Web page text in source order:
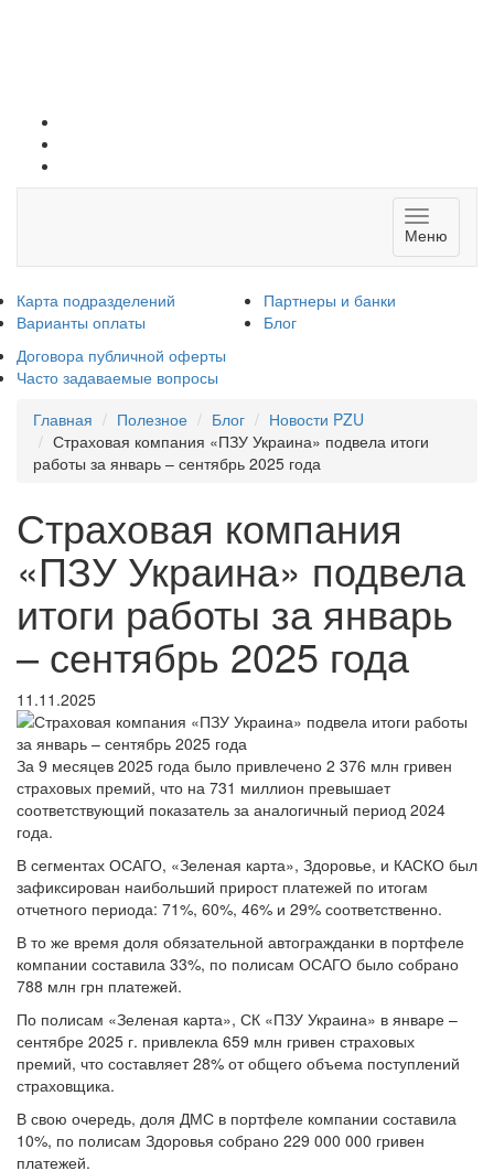
Toggle
Меню
Карта подразделений
Варианты оплаты
Партнеры и банки
Блог
Договора публичной оферты
Часто задаваемые вопросы
Главная
Полезное Блог
Новости PZU
Страховая компания «ПЗУ Украина» подвела итоги
работы за январь – сентябрь 2025 года
Страховая компания
«ПЗУ Украина» подвела
итоги работы за январь
– сентябрь 2025 года
11.11.2025
За 9 месяцев 2025 года было привлечено 2 376 млн гривен
страховых премий, что на 731 миллион превышает
соответствующий показатель за аналогичный период 2024
года.
В сегментах ОСАГО, «Зеленая карта», Здоровье, и КАСКО был
зафиксирован наибольший прирост платежей по итогам
отчетного периода: 71%, 60%, 46% и 29% соответственно.
В то же время доля обязательной автогражданки в портфеле
компании составила 33%, по полисам ОСАГО было собрано
788 млн грн платежей.
По полисам «Зеленая карта», СК «ПЗУ Украина» в январе –
сентябре 2025 г. привлекла 659 млн гривен страховых
премий, что составляет 28% от общего объема поступлений
страховщика.
В свою очередь, доля ДМС в портфеле компании составила
10%, по полисам Здоровья собрано 229 000 000 гривен
платежей.